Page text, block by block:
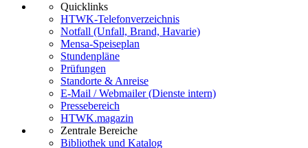
Quicklinks
HTWK-Telefonverzeichnis
Notfall (Unfall, Brand, Havarie)
Mensa-Speiseplan
Stundenpläne
Prüfungen
Standorte & Anreise
E-Mail / Webmailer (Dienste intern)
Pressebereich
HTWK.magazin
Zentrale Bereiche
Bibliothek und Katalog